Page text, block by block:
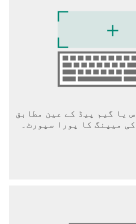
یا گیم پیڈ کے عین مطابق
میپنگ کا پورا سپورٹ۔